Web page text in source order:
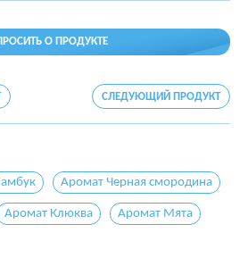
О ПРОДУКТЕ
СЛЕДУЮЩИЙ ПРОДУКТ
Аромат Черная смородина
Аромат Клюква Аромат Мята